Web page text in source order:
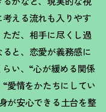
える流れも入りやす
だ、相手に尽くし過
と、恋愛が義務感に
らい、“心が緩める関係
“愛情をかたちにしてい
が安心できる土台を整